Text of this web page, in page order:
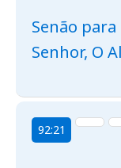
Senão
Senhor, O
92:21